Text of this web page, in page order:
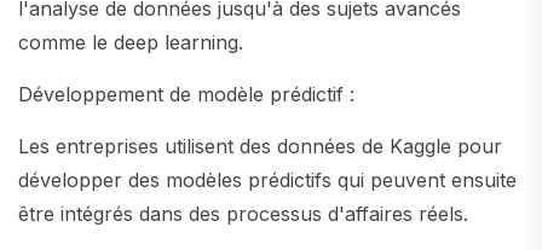
l'analyse de données jusqu'à des sujets avancés
comme le deep learning.
Développement de modèle prédictif :
Les entreprises utilisent des données de Kaggle pour
développer des modèles prédictifs qui peuvent ensuite
être intégrés dans des processus d'affaires réels.